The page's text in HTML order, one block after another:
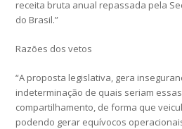
receita bruta anual repassada pela
do Brasil.”
Razões dos vetos
“A proposta legislativa, gera
indeterminação de quais seriam
compartilhamento, de forma que
podendo gerar equívocos